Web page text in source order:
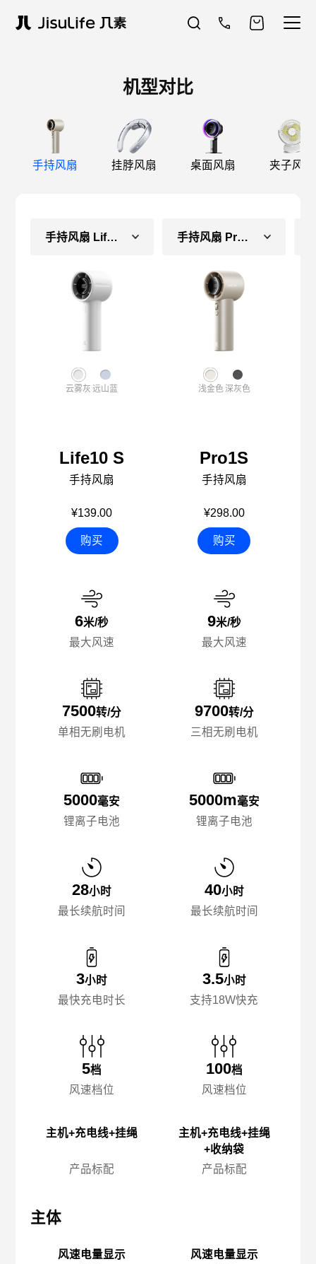
机型对比
手持风扇 挂脖风扇 桌面风扇 夹子风扇
手持风扇 Life10S
云雾灰 远山蓝
Life10 S
手持风扇
¥139.00
购买
6米/秒
最大风速
7500转/分
单相无刷电机
5000毫安
锂离子电池
28小时
最长续航时间
3小时
最快充电时长
5档
风速档位
主机+充电线+挂绳
产品标配
主体
风速电量显示
手持风扇 Pro1S
浅金色深灰色
Pro1S
手持风扇
¥298.00
购买
9米/秒
最大风速
9700转/分
三相无刷电机
5000m毫安
锂离子电池
40小时
最长续航时间
3.5小时
支持18W快充
100档
风速档位
主机+充电线+挂绳
+收纳袋
产品标配
风速电量显示